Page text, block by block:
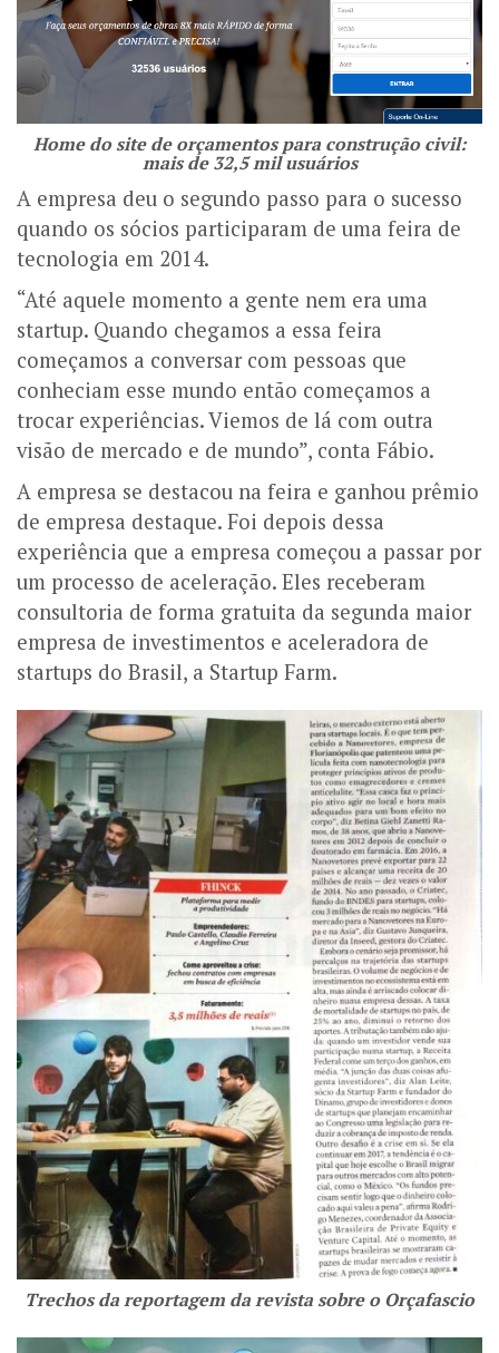
Home do site de orçamentos para construção civil:
mais de 32,5 mil usuários
A empresa deu o segundo passo para o sucesso
quando os sócios participaram de uma feira de
tecnologia em 2014.
“Até aquele momento a gente nem era uma
startup. Quando chegamos a essa feira
começamos a conversar com pessoas que
conheciam esse mundo então começamos a
trocar experiências. Viemos de lá com outra
visão de mercado e de mundo”, conta Fábio.
A empresa se destacou na feira e ganhou prêmio
de empresa destaque. Foi depois dessa
experiência que a empresa começou a passar por
um processo de aceleração. Eles receberam
consultoria de forma gratuita da segunda maior
empresa de investimentos e aceleradora de
startups do Brasil, a Startup Farm.
Trechos da reportagem da revista sobre o Orçafascio